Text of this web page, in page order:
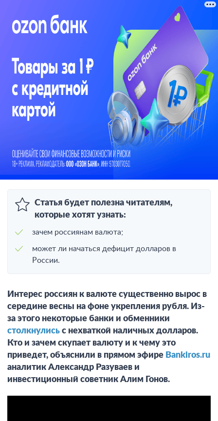
Статья будет полезна читателям,
которые хотят узнать:
зачем россиянам валюта;
может ли начаться дефицит долларов в
России.
Интерес россиян к валюте существенно вырос в
середине весны на фоне укрепления рубля. Из-
за этого некоторые банки и обменники
столкнулись с нехваткой наличных долларов.
Кто и зачем скупает валюту и к чему это
приведет, объяснили в прямом эфире Bankiros.ru
аналитик Александр Разуваев и
инвестиционный советник Алим Гонов.